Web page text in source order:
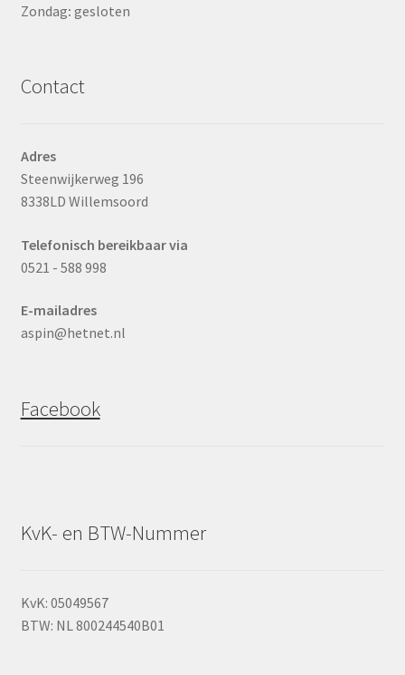
Zondag: gesloten
Contact
Adres
Steenwijkerweg 196
8338LD Willemsoord
Telefonisch bereikbaar via
0521 - 588 998
E-mailadres
aspin@hetnet.nl
Facebook
KvK- en BTW-Nummer
KvK: 05049567
BTW: NL 800244540B01